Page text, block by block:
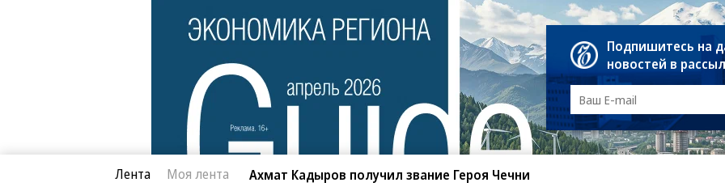
Лента Моя лента Ахмат Кадыров получил звание Героя Чечни
Подпишитесь на
новостей в